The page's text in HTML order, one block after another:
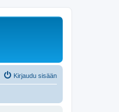
Kirjaudu sisään